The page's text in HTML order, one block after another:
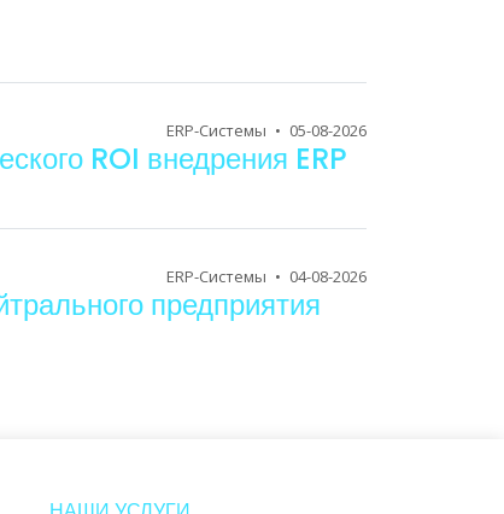
ERP-Системы • 05-08-2026
ROI внедрения ERP
ERP-Системы • 04-08-2026
предприятия